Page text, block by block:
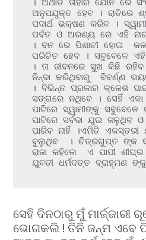
। ଅର୍ଥାତ ତାହାର ଯୋନି ରେ
ଅନୁପଯୁକ୍ତ ହେବ । ରାତିରେ
ପଦାର୍ଥ ଭକ୍ଷଣ କରିବ ।
ପର୍ବତ ଓ ଅରଣ୍ୟ ରେ ଏହି
। ବନ ରେ ପିଶାଚୀ ହୋଇ
ପରିଚିତ ହେବ । ସବୁବେଳେ ଏହି
। ତା ଜୀବନରେ ସୁଖ କିଛି ରହିବ
ନିନ୍ଦା କରିଥିବାରୁ  ବିବର୍ଣ୍ଣ
। ବିଭିନ୍ନ ପ୍ରକାର କ୍ଳେଶ
ସଙ୍ଗରେ ନଥିବେ । ସେହିଁ
ପାଟିରେ ସ୍ୱାମୀଙ୍କୁ ସବୁବେଳେ
ପାଟିରେ ସର୍ବଦା ଯୁଇ ଜଳୁଥିବ
ପାରିବ ନାହିଁ ।ଏମିତି
ବୁଲୁଥିବ  । ଚିତ୍ରଗୁପ୍ତ ଙ୍କ
ରାଜା କହିଲେ  ଏ ପାପୀ
ଯୁବତୀ ଧର୍ମଦତ୍ତ ବ୍ରାହ୍ମଣ
ସେହି ଦିନଠାରୁ ମୁଁ ମାର୍ଜ୍ଜାରୀ
ଭୋଗକଲି ! ତିନି ଜନ୍ମ ଏବେ